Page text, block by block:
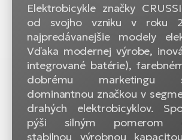
Elektrobicykle značky
od svojho vzniku v roku
najpredávanejšie modely
Vďaka modernej výrobe,
integrované batérie),
dobrému
dominantnou značkou v
drahých elektrobicyklov.
pýši silným pomerom
stabilnou výrobnou